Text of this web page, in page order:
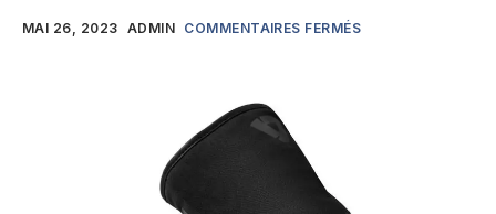
MAI 26, 2023 ADMIN COMMENTAIRES FERMÉS